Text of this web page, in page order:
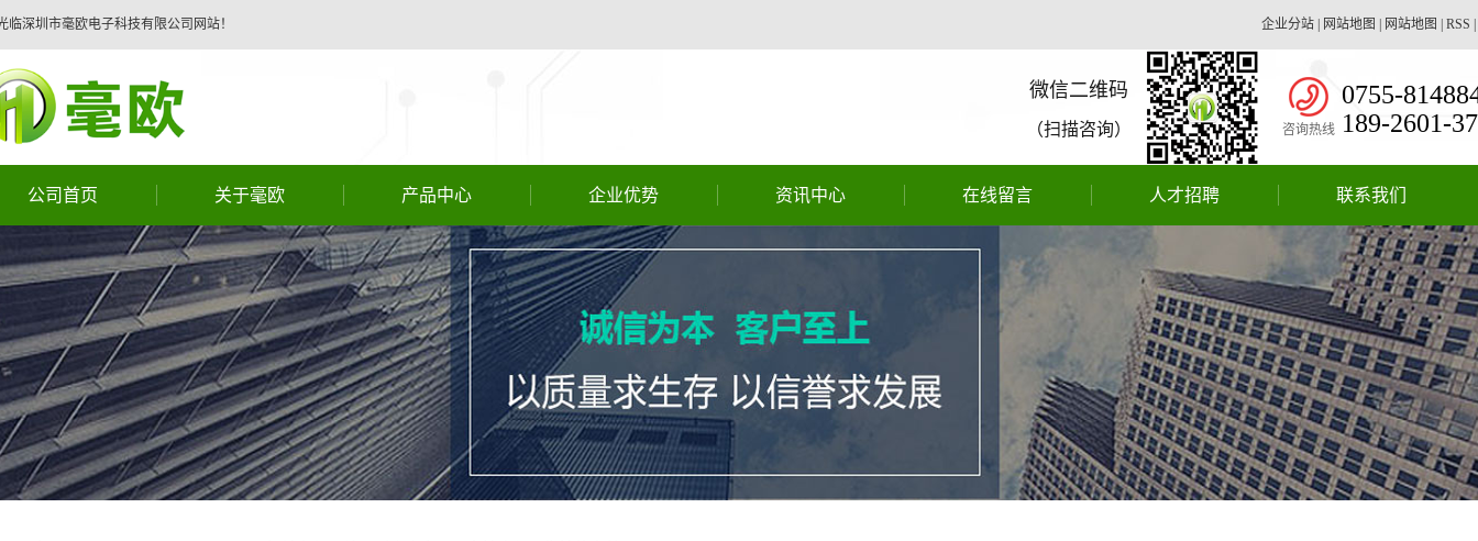
临深圳市毫欧电子科技有限公司网站！ 企业分站 网站地图 网站地图 RSS
咨询热线
0755-
189-2601-
微信二维码
（扫描咨询）
公司首页 关于毫欧 产品中心 企业优势 资讯中心 在线留言 人才招聘 联系我们